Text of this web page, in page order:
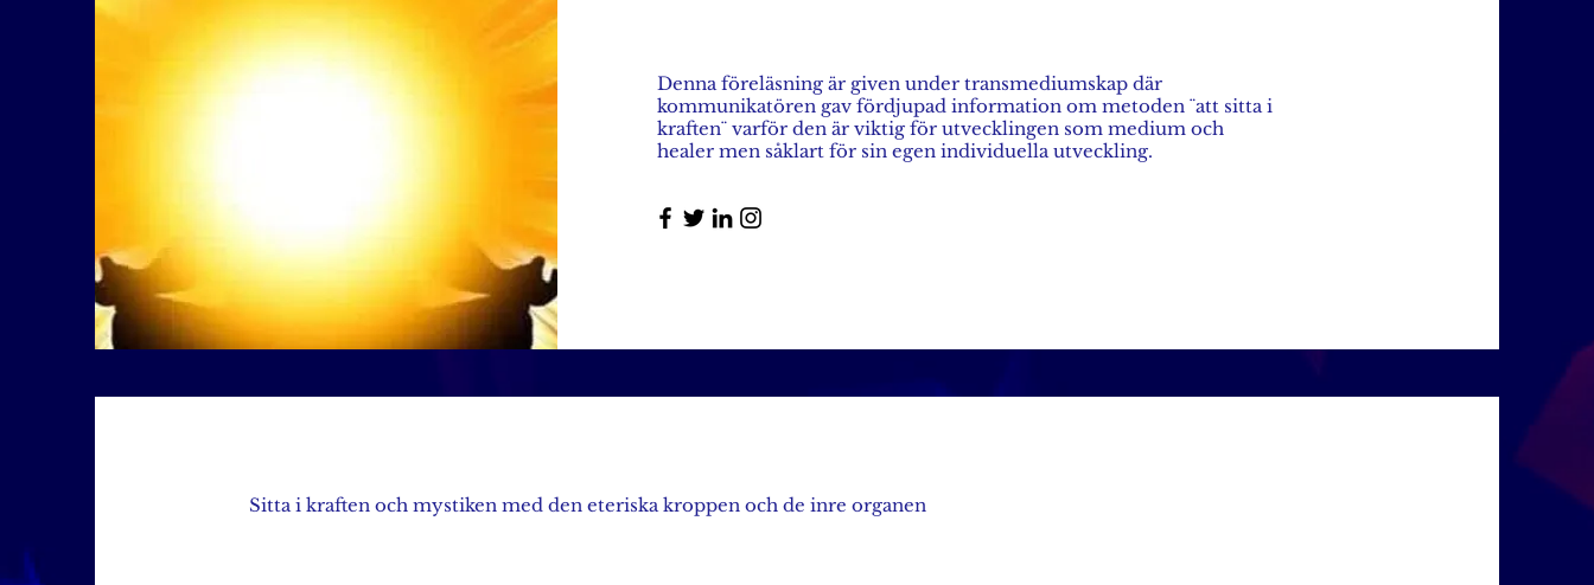
Denna föreläsning är given under transmediumskap där
kommunikatören gav fördjupad information om metoden ¨att sitta i
kraften¨ varför den är viktig för utvecklingen som medium och
healer men såklart för sin egen individuella utveckling.
Sitta i kraften och mystiken med den eteriska kroppen och de inre organen